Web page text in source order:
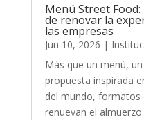
Menú Street
de renovar la
las empresas
Jun 10, 2026 |
Más que un menú,
propuesta inspirada
del mundo, formatos
renuevan el